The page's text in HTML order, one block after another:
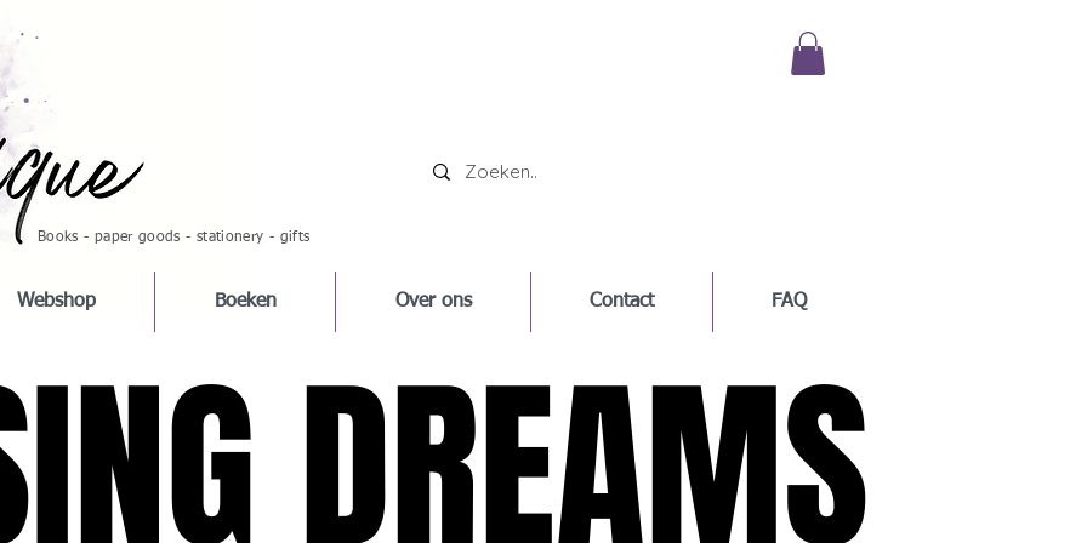
Webshop Boeken Over ons Contact FAQ
Books - paper goods - stationery - gifts
DREAMS
DREAMS